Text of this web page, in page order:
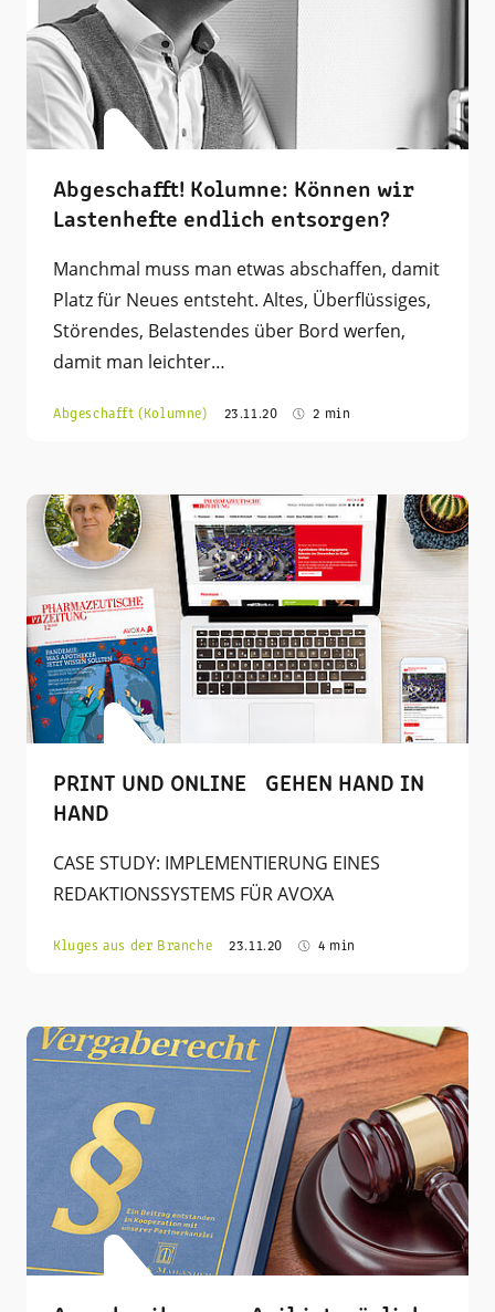
Abgeschafft! Kolumne: Können wir
Lastenhefte endlich entsorgen?
Manchmal muss man etwas abschaffen, damit
Platz für Neues entsteht. Altes, Überflüssiges,
Störendes, Belastendes über Bord werfen,
damit man leichter…
Abgeschafft (Kolumne) 23.11.20 2 min
PRINT UND ONLINE GEHEN HAND IN
HAND
CASE STUDY: IMPLEMENTIERUNG EINES
REDAKTIONSSYSTEMS FÜR AVOXA
Kluges aus der Branche 23.11.20 4 min